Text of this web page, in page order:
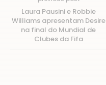
Laura Pausini e Robbie
Williams apresentam Desire
na final do Mundial de
Clubes da Fifa